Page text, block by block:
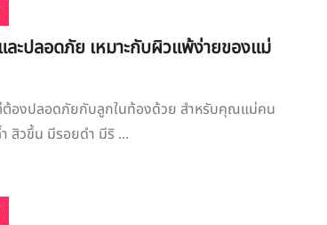
ะปลอดภัย เหมาะกับผิวแพ้ง่ายของแม่
ต้องปลอดภัยกับลูกในท้องด้วย สำหรับคุณแม่คน
สิวขึ้น มีรอยดำ มีริ ...